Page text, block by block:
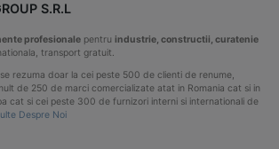
S.R.L
profesionale pentru industrie, constructii, curatenie
transport gratuit.
rezuma doar la cei peste 500 de clienti de renume,
de 250 de marci comercializate atat in Romania cat si in
cat si cei peste 300 de furnizori interni si internationali de
Despre Noi